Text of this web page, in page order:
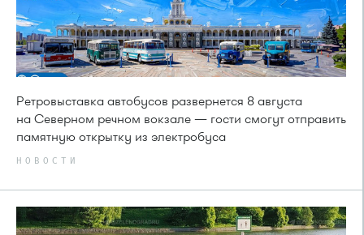
Ретровыставка автобусов развернется 8 августа
на Северном речном вокзале — гости смогут отправить
памятную открытку из электробуса
НОВОСТИ